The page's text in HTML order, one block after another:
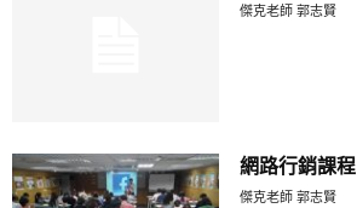
傑克老師 郭志賢
網路行銷課程
傑克老師 郭志賢